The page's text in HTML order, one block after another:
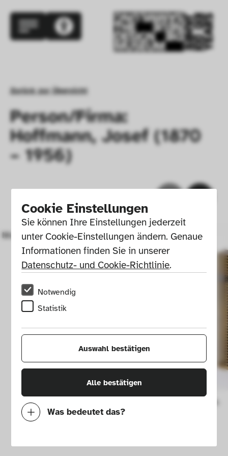
Cookie Einstellungen
Sie können Ihre Einstellungen jederzeit
unter Cookie-Einstellungen ändern. Genaue
Informationen finden Sie in unserer
Datenschutz- und Cookie-Richtlinie.
Notwendig
Statistik
Auswahl bestätigen
Alle bestätigen
Was bedeutet das?
Mit diesen Cookies können wir durch
Zurück zur Übersicht
Person/Firma:
Hoffmann, Josef (1870
– 1956)
Modelle und Besteck Excellent Nr. 86
Briefkasten